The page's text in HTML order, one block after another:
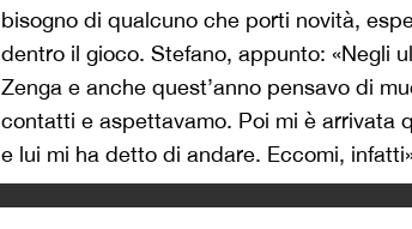
bisogno di qualcuno che porti novità,
dentro il gioco. Stefano, appunto: «Negli
Zenga e anche quest’anno pensavo di
contatti e aspettavamo. Poi mi è arrivata
e lui mi ha detto di andare. Eccomi,